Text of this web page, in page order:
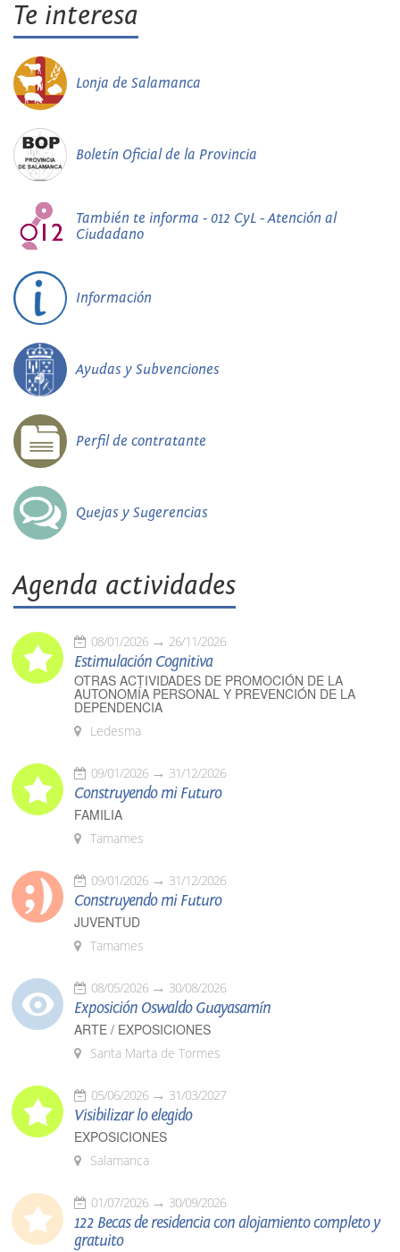
Te interesa
Lonja de Salamanca
Boletín Oficial de la Provincia
También te informa - 012 CyL - Atención al
Ciudadano
Información
Ayudas y Subvenciones
Perfil de contratante
Quejas y Sugerencias
Agenda actividades
08/01/2026 26/11/2026
Estimulación Cognitiva
OTRAS ACTIVIDADES DE PROMOCIÓN DE LA
AUTONOMÍA PERSONAL Y PREVENCIÓN DE LA
DEPENDENCIA
Ledesma
09/01/2026 31/12/2026
Construyendo mi Futuro
FAMILIA
Tamames
09/01/2026 31/12/2026
Construyendo mi Futuro
JUVENTUD
Tamames
08/05/2026 30/08/2026
Exposición Oswaldo Guayasamín
ARTE / EXPOSICIONES
Santa Marta de Tormes
05/06/2026 31/03/2027
Visibilizar lo elegido
EXPOSICIONES
Salamanca
01/07/2026 30/09/2026
122 Becas de residencia con alojamiento completo y
gratuito